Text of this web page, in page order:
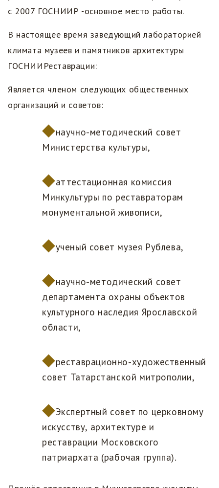
с 2007 ГОСНИИР -основное место работы.
В настоящее время заведующий лабораторией
климата музеев и памятников архитектуры
ГОСНИИРеставрации:
Является членом следующих общественных
организаций и советов:
научно-методический совет
Министерства культуры,
аттестационная комиссия
Минкультуры по реставраторам
монументальной живописи,
ученый совет музея Рублева,
научно-методический совет
департамента охраны объектов
культурного наследия Ярославской
области,
реставрационно-художественный
совет Татарстанской митрополии,
Экспертный совет по церковному
искусству, архитектуре и
реставрации Московского
патриархата (рабочая группа).